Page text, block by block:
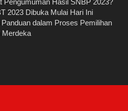
Pengumuman Hasil SNBP 2023?
2023 Dibuka Mulai Hari Ini
dalam Proses Pemilihan
Merdeka